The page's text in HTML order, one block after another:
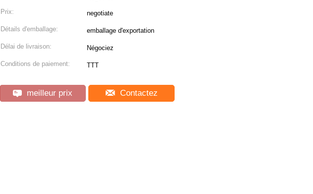
Prix: negotiate
Détails d'emballage: emballage d'exportation
Délai de livraison: Négociez
Conditions de paiement: TTT
meilleur prix Contactez